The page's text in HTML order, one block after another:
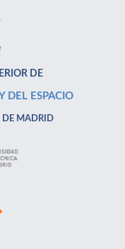
DE
DEL ESPACIO
DE MADRID